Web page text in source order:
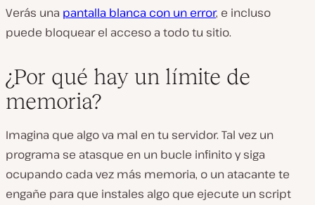
Verás una pantalla blanca con un error, e incluso
puede bloquear el acceso a todo tu sitio.
¿Por qué hay un límite de
memoria?
Imagina que algo va mal en tu servidor. Tal vez un
programa se atasque en un bucle infinito y siga
ocupando cada vez más memoria, o un atacante te
engañe para que instales algo que ejecute un script